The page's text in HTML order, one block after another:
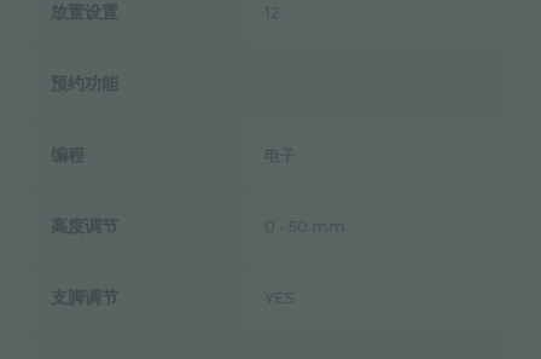
放置设置 12
预约功能
编程 电子
高度调节 0 - 50 mm
支脚调节 YES